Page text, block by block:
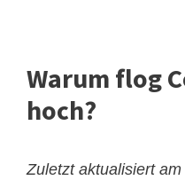
Warum flog
hoch?
Zuletzt aktualisiert